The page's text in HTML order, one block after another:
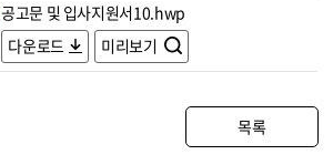
공고문 및 입사지원서10.hwp
다운로드
미리보기
목록